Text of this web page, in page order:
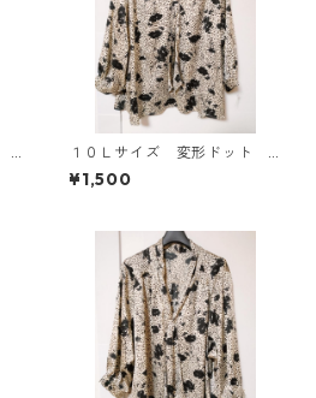
１０Ｌサイズ 変形ドット
花柄 ボウタイブラウス オ
フホワイト KAE-4772
¥1,500